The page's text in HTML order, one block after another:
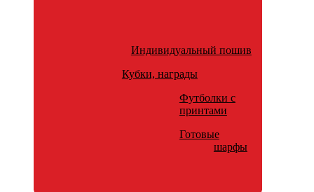
Индивидуальный пошив
Кубки, награды
Футболки с
принтами
Готовые
шарфы